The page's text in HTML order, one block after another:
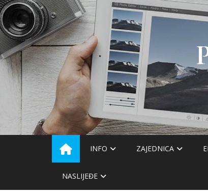
Skip
to
content
INFO ZAJEDNICA
NASLIJEĐE